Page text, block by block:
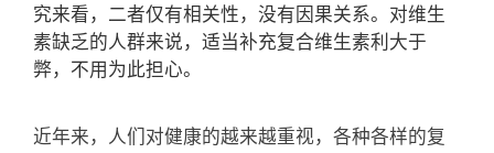
究来看，二者仅有相关性，没有因果关系。对维生
素缺乏的人群来说，适当补充复合维生素利大于
弊，不用为此担心。
近年来，人们对健康的越来越重视，各种各样的复